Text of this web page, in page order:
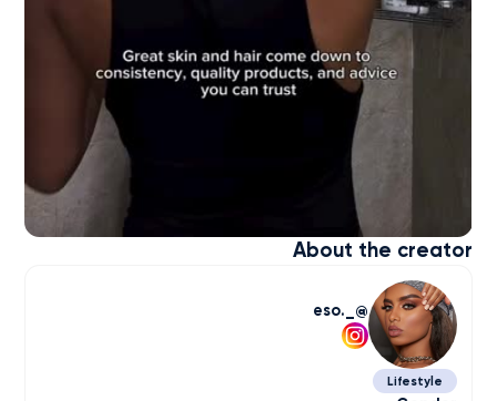
About the creator
_.eso
Lifestyle